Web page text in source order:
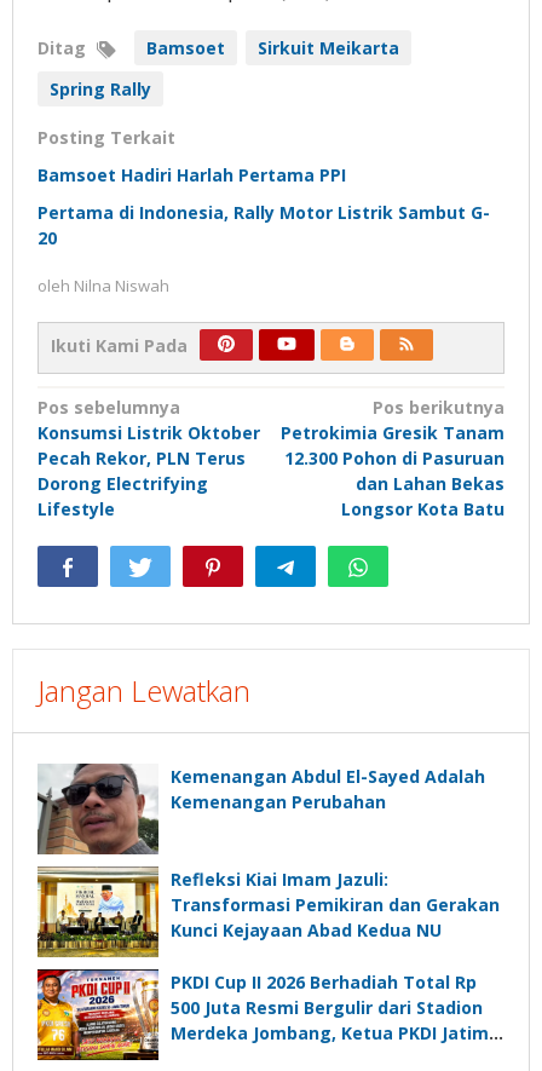
Ditag Bamsoet
Sirkuit Meikarta
Spring Rally
Posting Terkait
Bamsoet Hadiri Harlah Pertama PPI
Pertama di Indonesia, Rally Motor Listrik Sambut G-
20
oleh Nilna Niswah
Ikuti Kami Pada
Navigasi
pos
Pos sebelumnya
Konsumsi Listrik Oktober
Pecah Rekor, PLN Terus
Dorong Electrifying
Lifestyle
Pos berikutnya
Petrokimia Gresik Tanam
12.300 Pohon di Pasuruan
dan Lahan Bekas
Longsor Kota Batu
Jangan Lewatkan
Kemenangan Abdul El-Sayed Adalah
Kemenangan Perubahan
Refleksi Kiai Imam Jazuli:
Transformasi Pemikiran dan Gerakan
Kunci Kejayaan Abad Kedua NU
PKDI Cup II 2026 Berhadiah Total Rp
500 Juta Resmi Bergulir dari Stadion
Merdeka Jombang, Ketua PKDI Jatim: